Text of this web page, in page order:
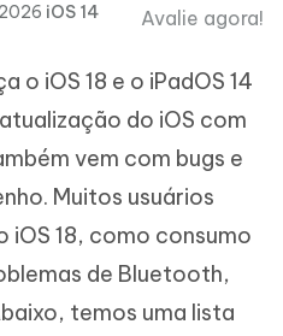
iOS 14 Avalie agora!
o iOS 18 e o iPadOS 14
do iOS com
vem com bugs e
Muitos usuários
iOS 18, como consumo
de Bluetooth,
temos uma lista